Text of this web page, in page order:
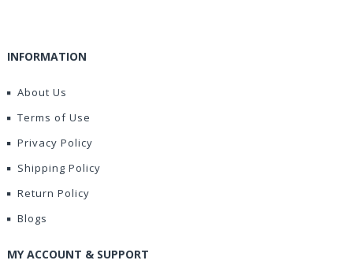
INFORMATION
About Us
Terms of Use
Privacy Policy
Shipping Policy
Return Policy
Blogs
MY ACCOUNT & SUPPORT